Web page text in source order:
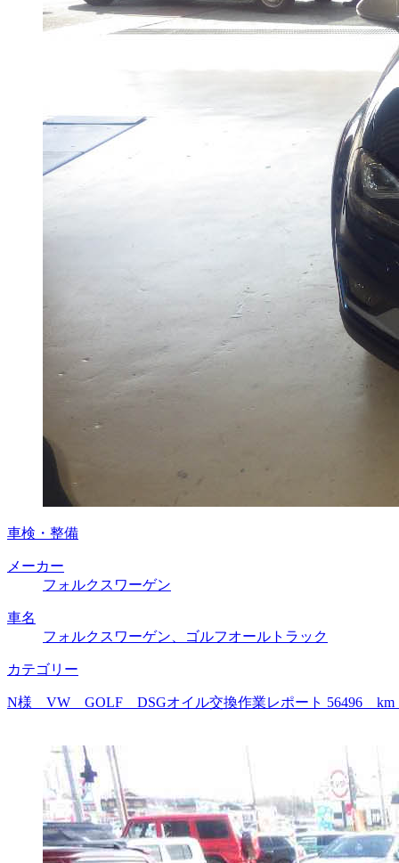
車検・整備
メーカー
フォルクスワーゲン
車名
フォルクスワーゲン、ゴルフオールトラック
カテゴリー
N様 VW GOLF DSGオイル交換作業レポート 56496 km